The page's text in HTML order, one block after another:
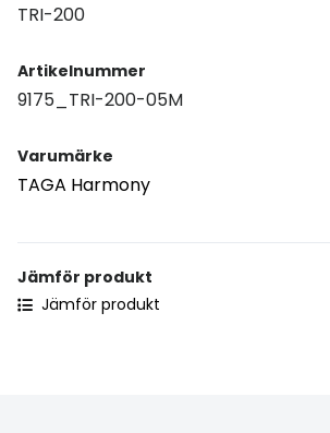
TRI-200
Artikelnummer
9175_TRI-200-05M
Varumärke
TAGA Harmony
Jämför produkt
Jämför produkt